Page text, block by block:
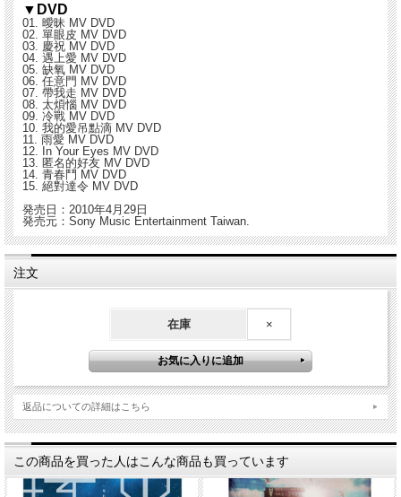
▼DVD
01. 曖昧 MV DVD
02. 單眼皮 MV DVD
03. 慶祝 MV DVD
04. 遇上愛 MV DVD
05. 缺氧 MV DVD
06. 任意門 MV DVD
07. 帶我走 MV DVD
08. 太煩惱 MV DVD
09. 冷戰 MV DVD
10. 我的愛吊點滴 MV DVD
11. 雨愛 MV DVD
12. In Your Eyes MV DVD
13. 匿名的好友 MV DVD
14. 青春鬥 MV DVD
15. 絕對達令 MV DVD
発売日：2010年4月29日
発売元：Sony Music Entertainment Taiwan.
注文
在庫 ×
返品についての詳細はこちら
この商品を買った人はこんな商品も買っています